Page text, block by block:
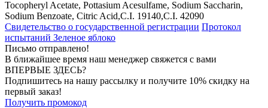
Tocopheryl Acetate, Pottasium Acesulfame, Sodium Saccharin,
Sodium Benzoate, Citric Acid,C.I. 19140,C.I. 42090
Свидетельство о государственной регистрации Протокол
испытаний Зеленое яблоко
Письмо отправлено!
В ближайшее время наш менеджер свяжется с вами
ВПЕРВЫЕ ЗДЕСЬ?
Подпишитесь на нашу рассылку и получите 10% скидку на
первый заказ!
Получить промокод